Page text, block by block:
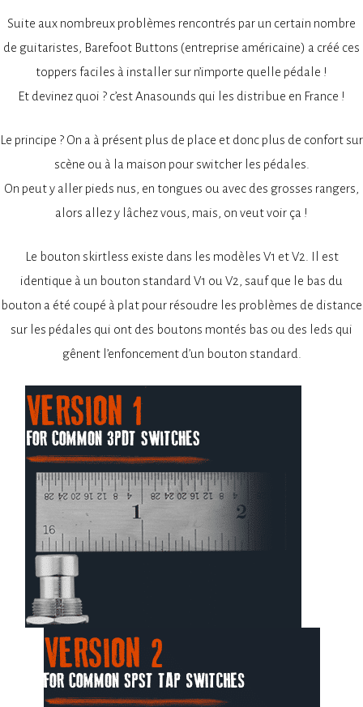
Suite aux nombreux problèmes rencontrés par un certain nombre
de guitaristes, Barefoot Buttons (entreprise américaine) a créé ces
toppers faciles à installer sur n’importe quelle pédale !
Et devinez quoi ? c’est Anasounds qui les distribue en France !
Le principe ? On a à présent plus de place et donc plus de confort sur
scène ou à la maison pour switcher les pédales.
On peut y aller pieds nus, en tongues ou avec des grosses rangers,
alors allez y lâchez vous, mais, on veut voir ça !
Le bouton skirtless existe dans les modèles V1 et V2. Il est
identique à un bouton standard V1 ou V2, sauf que le bas du
bouton a été coupé à plat pour résoudre les problèmes de distance
sur les pédales qui ont des boutons montés bas ou des leds qui
gênent l’enfoncement d’un bouton standard.